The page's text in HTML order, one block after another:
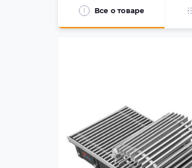
Все о товаре